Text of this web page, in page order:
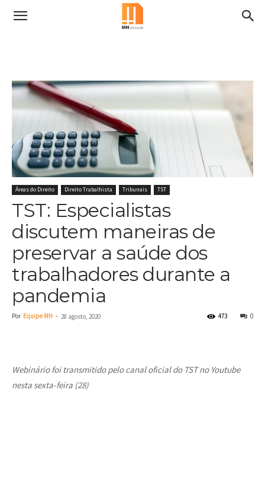
Áreas do Direito Direito Trabalhista Tribunais TST
TST: Especialistas
discutem maneiras de
preservar a saúde dos
trabalhadores durante a
pandemia
Por Equipe MH - 28 agosto, 2020 0
473
Webinário foi transmitido pelo canal oficial do TST no Youtube
nesta sexta-feira (28)